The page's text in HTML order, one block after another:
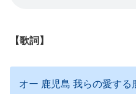
【歌詞】
オー 鹿児島 我らの愛する